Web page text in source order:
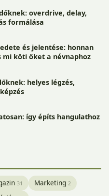
overdrive, delay,
formálása
és jelentése: honnan
mi köti őket a névnaphoz
helyes légzés,
így építs hangulathoz
31 Marketing 2